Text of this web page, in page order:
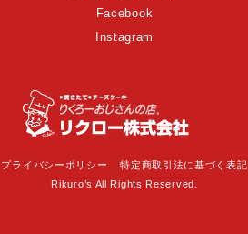
Facebook
Instagram
プライバシーポリシー
特定商取引法に基づく表記
Rikuro’s All Rights Reserved.